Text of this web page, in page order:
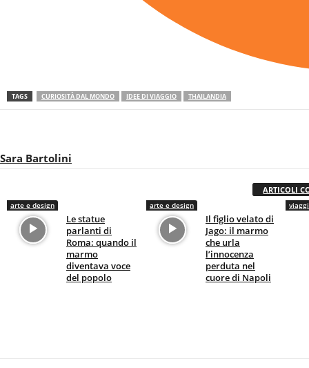
TAGS CURIOSITÀ DAL MONDO IDEE DI VIAGGIO THAILANDIA
Sara Bartolini
ARTICOLI
arte e design
Le statue
parlanti di
Roma: quando il
marmo
diventava voce
del popolo
arte e design
Il figlio velato di
Jago: il marmo
che urla
l’innocenza
perduta nel
cuore di Napoli
viaggi